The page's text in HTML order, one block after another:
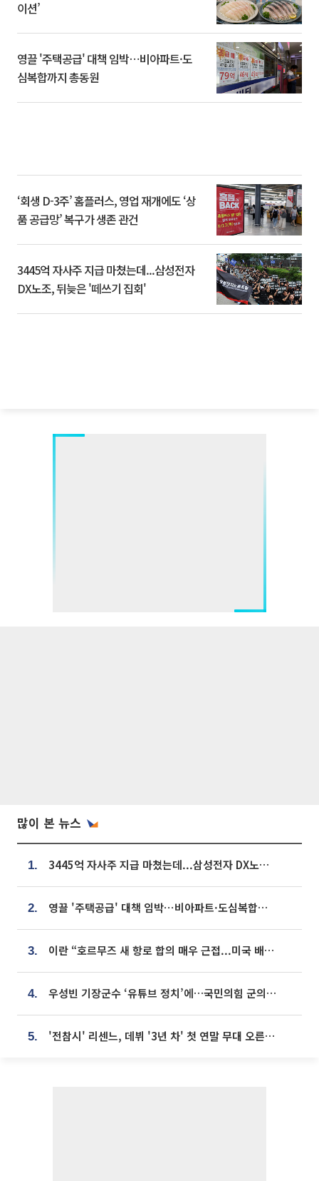
이션’
영끌 '주택공급' 대책 임박⋯비아파트·도
심복합까지 총동원
‘회생 D-3주’ 홈플러스, 영업 재개에도 ‘상
품 공급망’ 복구가 생존 관건
3445억 자사주 지급 마쳤는데...삼성전자
DX노조, 뒤늦은 '떼쓰기 집회'
많이 본 뉴스
1. 3445억 자사주 지급 마쳤는데...삼성전자 DX노조, 뒤늦은 '떼쓰기 집회'
2. 영끌 '주택공급' 대책 임박⋯비아파트·도심복합까지 총동원
3. 이란 “호르무즈 새 항로 합의 매우 근접...미국 배상 먼저”
4. 우성빈 기장군수 ‘유튜브 정치’에…국민의힘 군의원들 집단 반발
5. '전참시' 리센느, 데뷔 '3년 차' 첫 연말 무대 오른다⋯"그동안 섭외 안 와"